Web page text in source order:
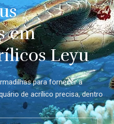
em
Leyu
para fornecer a
de acrílico precisa, dentro